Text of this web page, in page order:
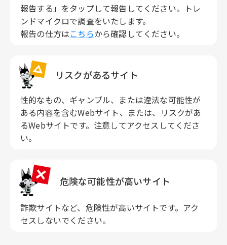
報告する」をタップして報告してください。トレ
ンドマイクロで調査をいたします。
報告の仕方はこちらから確認してください。
リスクがあるサイト
性的なもの、ギャンブル、または違法な可能性が
ある内容を含むWebサイト、または、リスクがあ
るWebサイトです。注意してアクセスしてくださ
い。
危険な可能性が高いサイト
詐欺サイトなど、危険性が高いサイトです。アク
セスしないでください。